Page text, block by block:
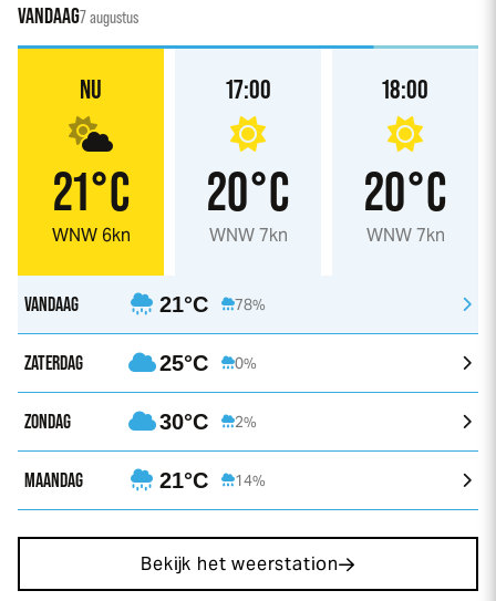
VANDAAG7 augustus
NU
21°C
WNW 6kn
17:00
20°C
WNW 7kn
18:00
20°C
WNW 7kn
VANDAAG 21°C 78%
ZATERDAG 25°C 0%
ZONDAG 30°C 2%
MAANDAG 21°C 14%
Bekijk het weerstation